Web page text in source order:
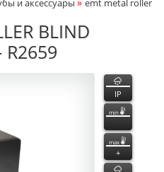
и аксессуары » emt metal roller
BLIND
R2659
функции
IP
min
max
+